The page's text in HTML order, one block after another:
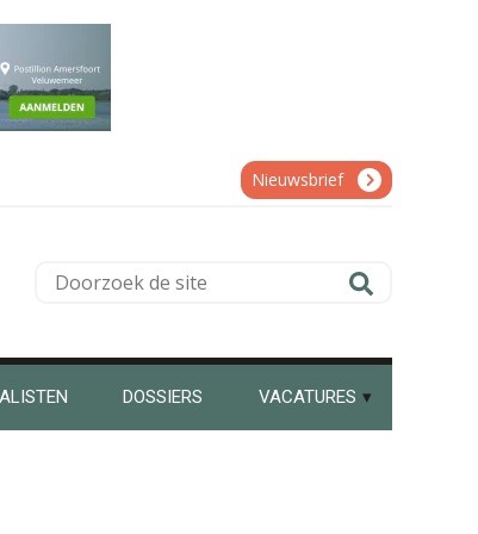
Nieuwsbrief
Doorzoek
DOSSIERS VACATURES
Martine Cranendonk